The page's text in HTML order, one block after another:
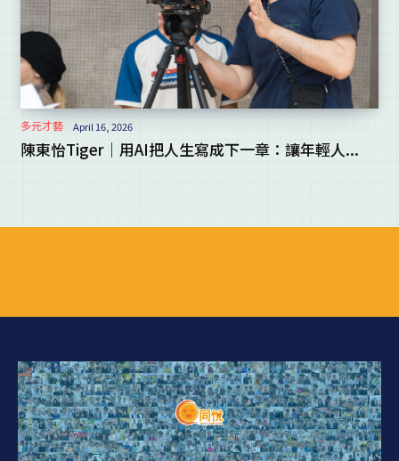
多元才藝 April 16, 2026
陳東怡Tiger｜用AI把人生寫成下一章：讓年輕人...